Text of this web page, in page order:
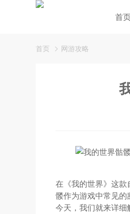
首
首页 网游攻略
在《我的世界》这
髅作为游戏中常见的
今天，我们就来详